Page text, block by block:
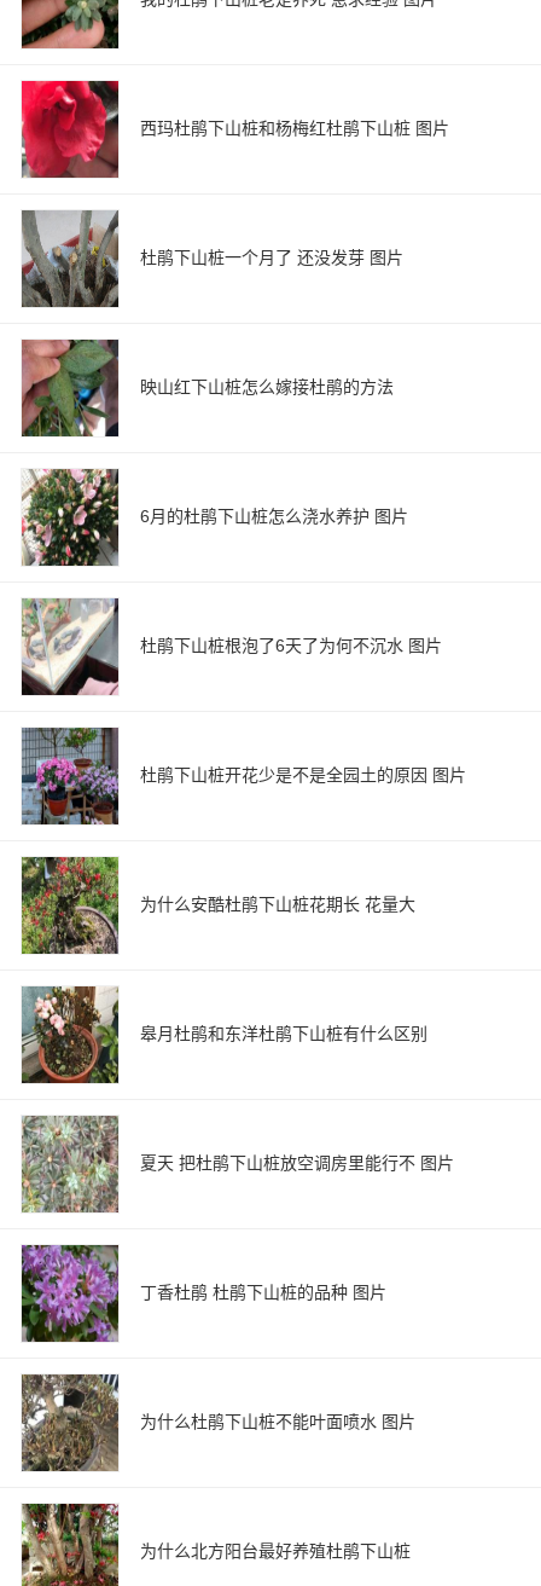
西玛杜鹃下山桩和杨梅红杜鹃下山桩 图片
杜鹃下山桩一个月了 还没发芽 图片
映山红下山桩怎么嫁接杜鹃的方法
6月的杜鹃下山桩怎么浇水养护 图片
杜鹃下山桩根泡了6天了为何不沉水 图片
杜鹃下山桩开花少是不是全园土的原因 图片
为什么安酷杜鹃下山桩花期长 花量大
皋月杜鹃和东洋杜鹃下山桩有什么区别
夏天 把杜鹃下山桩放空调房里能行不 图片
丁香杜鹃 杜鹃下山桩的品种 图片
为什么杜鹃下山桩不能叶面喷水 图片
为什么北方阳台最好养殖杜鹃下山桩